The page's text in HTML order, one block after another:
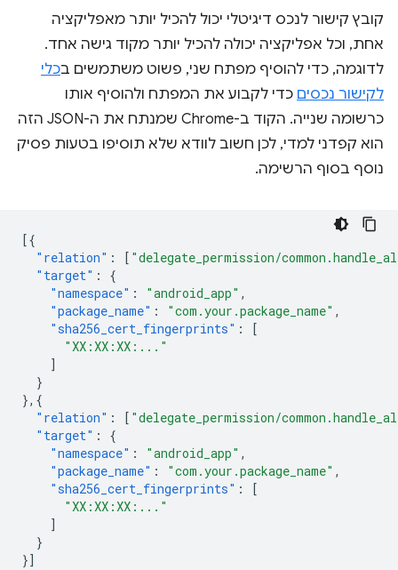
קובץ קישור לנכס דיגיטלי יכול להכיל יותר מאפליקציה
אחת, וכל אפליקציה יכולה להכיל יותר מקוד גישה אחד.
לדוגמה, כדי להוסיף מפתח שני, פשוט משתמשים בכלי
לקישור נכסים כדי לקבוע את המפתח ולהוסיף אותו
כרשומה שנייה. הקוד ב-Chrome שמנתח את ה-JSON הזה
הוא קפדני למדי, לכן חשוב לוודא שלא תוסיפו בטעות פסיק
נוסף בסוף הרשימה.
[{
"relation" : [ "delegate_permission/
"target" :
{
"namespace" : "android_app" ,
"package_name" : "com.your.package_name" ,
"sha256_cert_fingerprints" :
[
"XX:XX:XX:..."
]
}
},{
"relation" : [ "delegate_permission/
"target" :
{
"namespace" : "android_app" ,
"package_name" : "com.your.package_name" ,
"sha256_cert_fingerprints" :
[
"XX:XX:XX:..."
]
}
}]